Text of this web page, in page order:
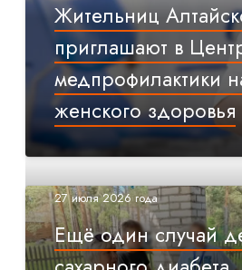
Жительниц
приглашают в
медпрофилактики
женского здоровья
27 июля 2026 года
Ещё один случай